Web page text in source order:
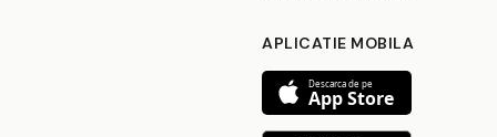
APLICATIE MOBILA
Descarca de pe
App Store